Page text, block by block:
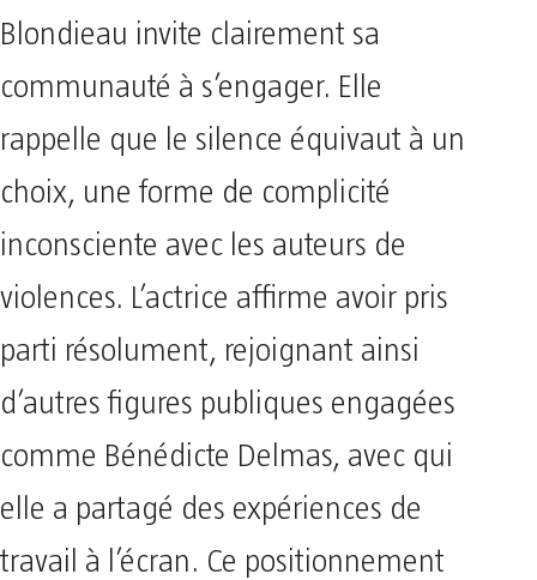
Blondieau invite clairement sa
communauté à s’engager. Elle
rappelle que le silence équivaut à un
choix, une forme de complicité
inconsciente avec les auteurs de
violences. L’actrice affirme avoir pris
parti résolument, rejoignant ainsi
d’autres figures publiques engagées
comme Bénédicte Delmas, avec qui
elle a partagé des expériences de
travail à l’écran. Ce positionnement